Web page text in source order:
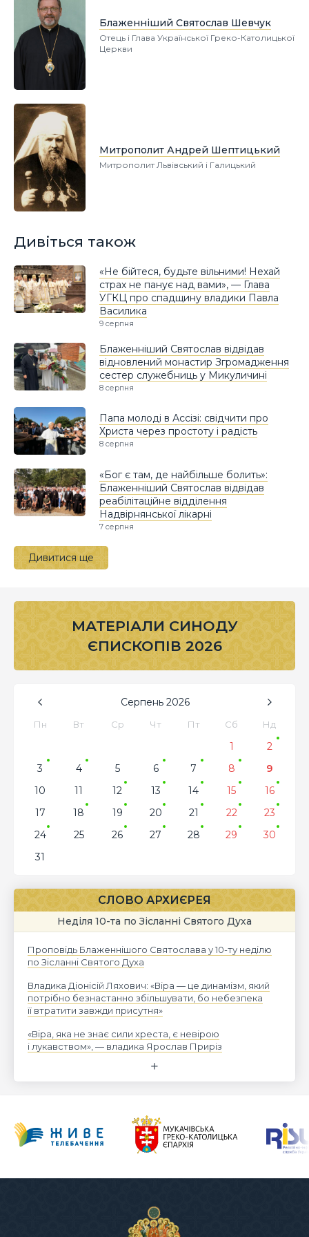
Блаженніший Святослав Шевчук
Отець і Глава Української Греко-Католицької
Церкви
Митрополит Андрей Шептицький
Митрополит Львівський і Галицький
Дивіться також
«Не бійтеся, будьте вільними! Нехай
страх не панує над вами», — Глава
УГКЦ про спадщину владики Павла
Василика
9 серпня
Блаженніший Святослав відвідав
відновлений монастир Згромадження
сестер служебниць у Микуличині
8 серпня
Папа молоді в Ассізі: свідчити про
Христа через простоту і радість
8 серпня
«Бог є там, де найбільше болить»:
Блаженніший Святослав відвідав
реабілітаційне відділення
Надвірнянської лікарні
7 серпня
Дивитися ще
МАТЕРІАЛИ СИНОДУ
ЄПИСКОПІВ 2026
Серпень 2026
Пн Вт Ср Чт Пт Сб Нд
1
2
3
4 5 6 7 8
9
10
11 12 13 14 15
16
17
18 19 20 21 22
23
24
25 26 27 28 29
30
31
СЛОВО АРХИЄРЕЯ
Неділя 10-та по Зісланні Святого Духа
Проповідь Блаженнішого Святослава у 10-ту неділю
по Зісланні Святого Духа
Владика Діонісій Ляхович: «Віра — це динамізм, який
потрібно безнастанно збільшувати, бо небезпека
її втратити завжди присутня»
«Віра, яка не знає сили хреста, є невірою
і лукавством», — владика Ярослав Приріз